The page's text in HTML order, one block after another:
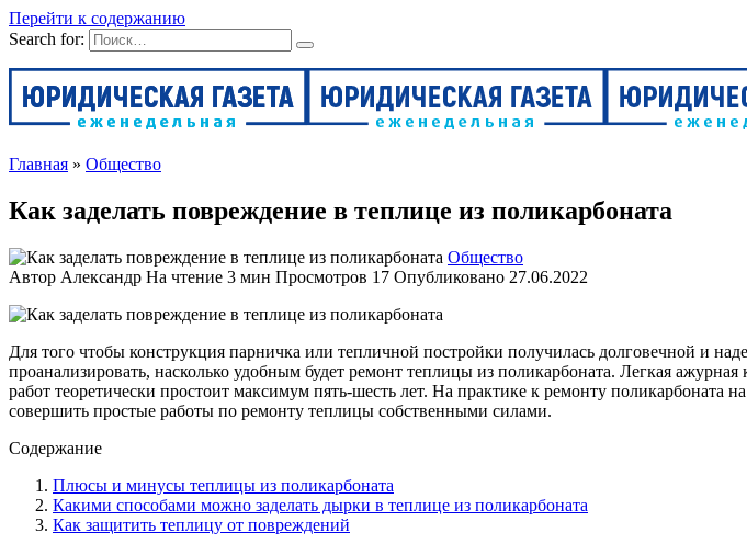
Перейти к содержанию
Search for:
Главная » Общество
Как заделать повреждение в теплице из поликарбоната
Общество
Автор Александр На чтение 3 мин Просмотров 17 Опубликовано 27.06.2022
Для того чтобы конструкция парничка или тепличной постройки получилась долговечной и
проанализировать, насколько удобным будет ремонт теплицы из поликарбоната. Легкая
работ теоретически простоит максимум пять-шесть лет. На практике к ремонту поликарбоната
совершить простые работы по ремонту теплицы собственными силами.
Содержание
Плюсы и минусы теплицы из поликарбоната
Какими способами можно заделать дырки в теплице из поликарбоната
Как защитить теплицу от повреждений